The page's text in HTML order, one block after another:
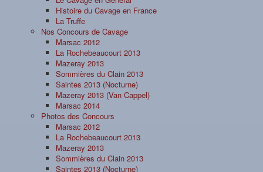
Histoire du Cavage en France
La Truffe
Nos Concours de Cavage
Marsac 2012
La Rochebeaucourt 2013
Mazeray 2013
Sommières du Clain 2013
Saintes 2013 (Nocturne)
Mazeray 2013 (Van Cappel)
Marsac 2014
Photos des Concours
Marsac 2012
La Rochebeaucourt 2013
Mazeray 2013
Sommières du Clain 2013
Saintes 2013 (Nocturne)